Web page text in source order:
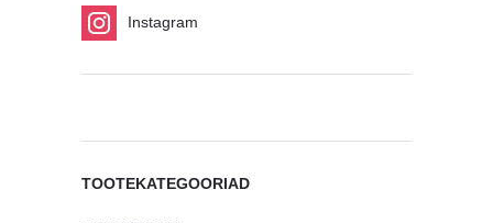
Instagram
TOOTEKATEGOORIAD